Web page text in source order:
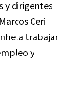
y dirigentes
Ceri
trabajar
y